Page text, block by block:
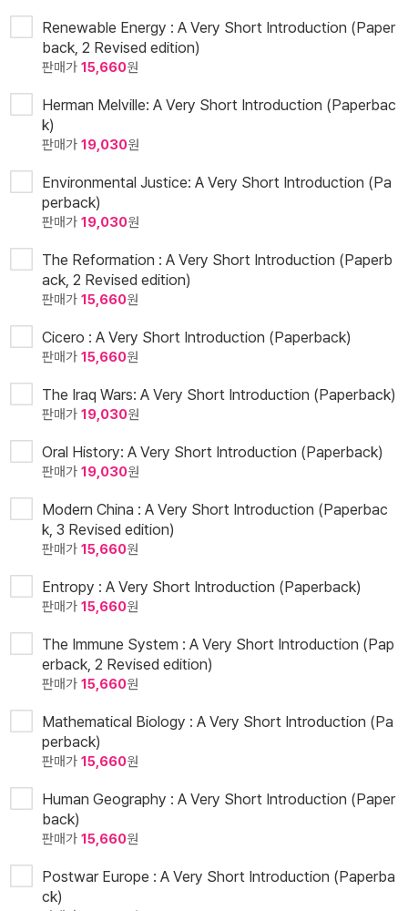
Renewable Energy : A Very Short Introduction (Paper
back, 2 Revised edition)
판매가 15,660원
Herman Melville: A Very Short Introduction (Paperbac
k)
판매가 19,030원
Environmental Justice: A Very Short Introduction (Pa
perback)
판매가 19,030원
The Reformation : A Very Short Introduction (Paperb
ack, 2 Revised edition)
판매가 15,660원
Cicero : A Very Short Introduction (Paperback)
판매가 15,660원
The Iraq Wars: A Very Short Introduction (Paperback)
판매가 19,030원
Oral History: A Very Short Introduction (Paperback)
판매가 19,030원
Modern China : A Very Short Introduction (Paperbac
k, 3 Revised edition)
판매가 15,660원
Entropy : A Very Short Introduction (Paperback)
판매가 15,660원
The Immune System : A Very Short Introduction (Pap
erback, 2 Revised edition)
판매가 15,660원
Mathematical Biology : A Very Short Introduction (Pa
perback)
판매가 15,660원
Human Geography : A Very Short Introduction (Paper
back)
판매가 15,660원
Postwar Europe : A Very Short Introduction (Paperba
ck)